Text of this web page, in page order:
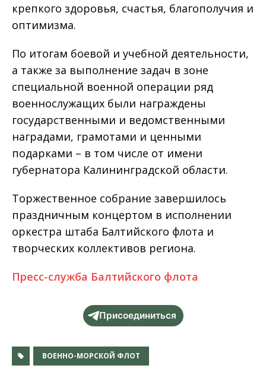
крепкого здоровья, счастья, благополучия и
оптимизма.
По итогам боевой и учебной деятельности,
а также за выполнение задач в зоне
специальной военной операции ряд
военнослужащих были награждены
государственными и ведомственными
наградами, грамотами и ценными
подарками – в том числе от имени
губернатора Калининградской области.
Торжественное собрание завершилось
праздничным концертом в исполнении
оркестра штаба Балтийского флота и
творческих коллективов региона.
Пресс-служба Балтийского флота
Присоединиться
ВОЕННО-МОРСКОЙ ФЛОТ